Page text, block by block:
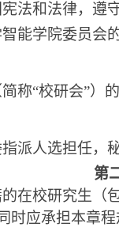
法和法律，遵
能学院委员会
称“校研会”）
派人选担任，
第
在校研究生（
应承担本章程